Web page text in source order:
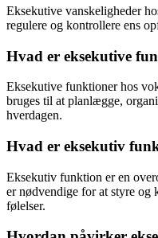
Eksekutive vanskeligheder
regulere og kontrollere ens
Hvad er eksekutive
Eksekutive funktioner hos
bruges til at planlægge,
hverdagen.
Hvad er eksekutiv
Eksekutiv funktion er en
er nødvendige for at styre og
følelser.